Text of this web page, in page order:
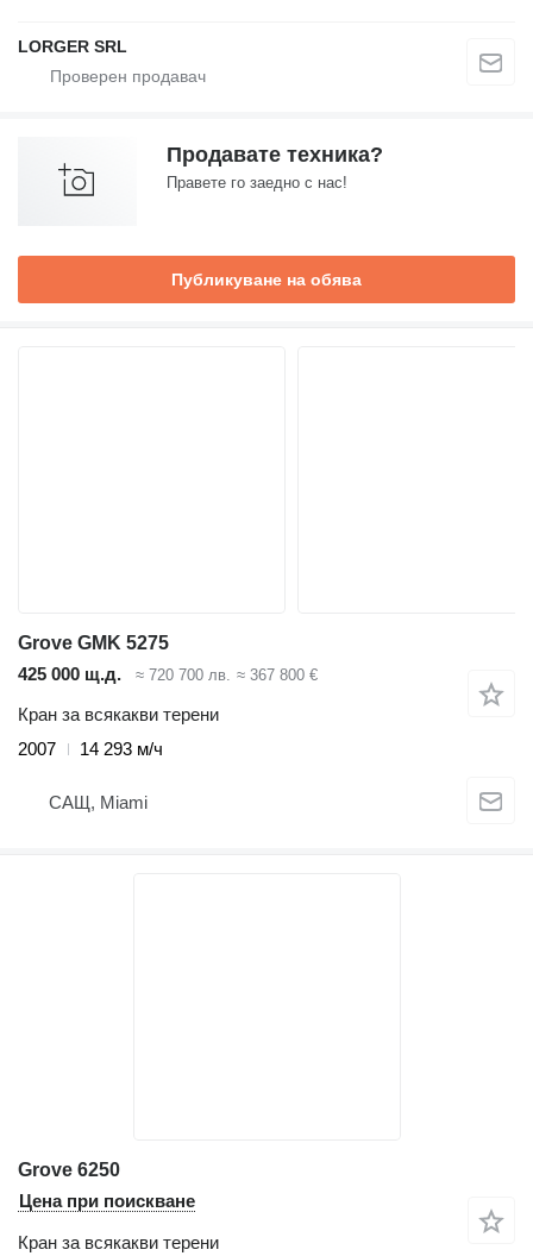
LORGER SRL
Продавате техника?
Правете го заедно с нас!
Публикуване на обява
Grove GMK 5275
425 000 щ.д.
≈ 720 700 лв. ≈ 367 800 €
Кран за всякакви терени
2007
14 293 м/ч
САЩ, Miami
Grove 6250
Цена при поискване
Кран за всякакви терени